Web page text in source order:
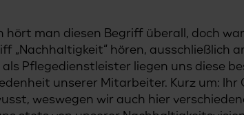
hört man diesen Begriff überall, doch
„Nachhaltigkeit“ hören, ausschließlich
Pflegedienstleister liegen uns diese
unserer Mitarbeiter. Kurz um:
weswegen wir auch hier